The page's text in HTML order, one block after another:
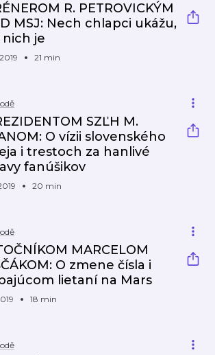
R. PETROVICKÝM
MSJ: Nech chlapci ukážu,
nich je
21 min
SZĽH M.
O vízii slovenského
i trestoch za hanlivé
fanúšikov
20 min
MARCELOM
O zmene čísla i
lietaní na Mars
18 min